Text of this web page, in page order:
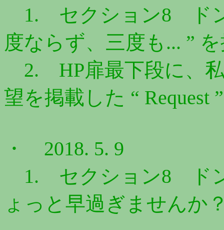
1. セクション8 ドン
度ならず、三度も... ”
2. HP扉最下段に、
望を掲載した “ Request
・ 2018. 5. 9
1. セクション8 ドン
ょっと早過ぎませんか